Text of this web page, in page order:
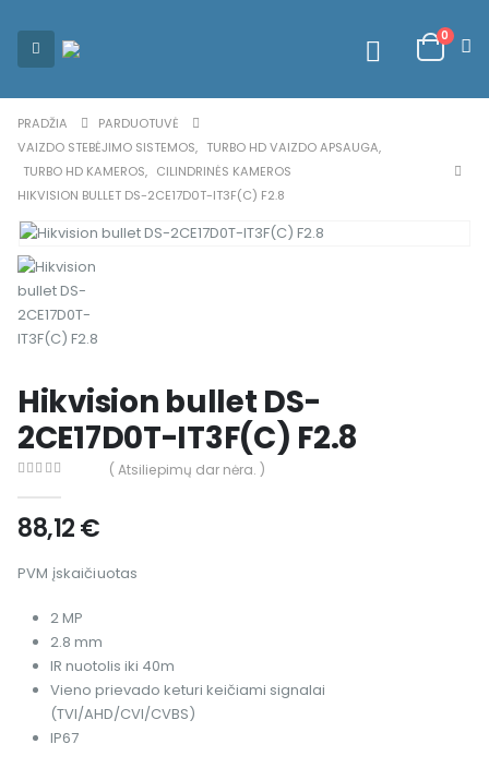
0
PRADŽIA
PARDUOTUVĖ
VAIZDO STEBĖJIMO SISTEMOS, TURBO HD VAIZDO APSAUGA,
TURBO HD KAMEROS, CILINDRINĖS KAMEROS
HIKVISION BULLET DS-2CE17D0T-IT3F(C) F2.8
Hikvision bullet DS-
2CE17D0T-IT3F(C) F2.8
( Atsiliepimų dar nėra. )
88,12€
PVM įskaičiuotas
2 MP
2.8 mm
IR nuotolis iki 40m
Vieno prievado keturi keičiami signalai
(TVI/AHD/CVI/CVBS)
IP67